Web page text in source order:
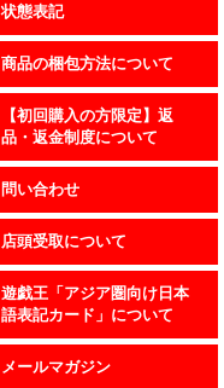
状態表記
商品の梱包方法について
【初回購入の方限定】返
品・返金制度について
問い合わせ
店頭受取について
遊戯王「アジア圏向け日本
語表記カード」について
メールマガジン